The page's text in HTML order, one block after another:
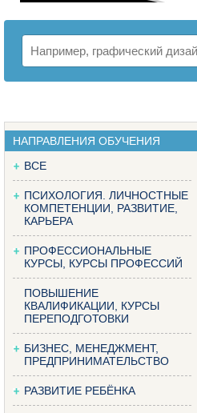
НАПРАВЛЕНИЯ ОБУЧЕНИЯ
ВСЕ
ПСИХОЛОГИЯ. ЛИЧНОСТНЫЕ
КОМПЕТЕНЦИИ, РАЗВИТИЕ,
КАРЬЕРА
ПРОФЕССИОНАЛЬНЫЕ
КУРСЫ, КУРСЫ ПРОФЕССИЙ
ПОВЫШЕНИЕ
КВАЛИФИКАЦИИ, КУРСЫ
ПЕРЕПОДГОТОВКИ
БИЗНЕС, МЕНЕДЖМЕНТ,
ПРЕДПРИНИМАТЕЛЬСТВО
РАЗВИТИЕ РЕБЁНКА